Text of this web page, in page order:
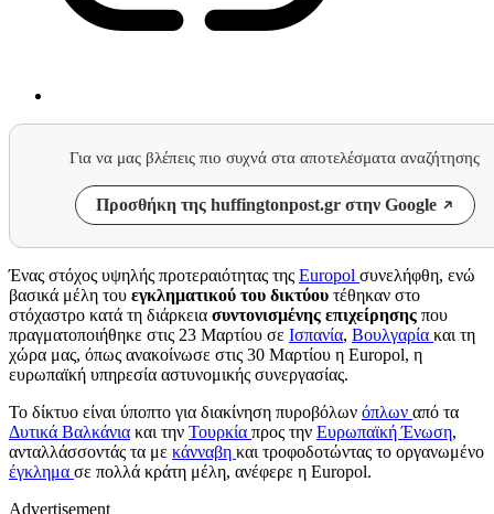
Για να μας βλέπεις πιο συχνά στα αποτελέσματα αναζήτησης
Προσθήκη της huffingtonpost.gr στην Google
Ένας στόχος υψηλής προτεραιότητας της Europol συνελήφθη, ενώ
βασικά μέλη του εγκληματικού του δικτύου τέθηκαν στο
στόχαστρο κατά τη διάρκεια συντονισμένης επιχείρησης που
πραγματοποιήθηκε στις 23 Μαρτίου σε Ισπανία, Βουλγαρία και τη
χώρα μας, όπως ανακοίνωσε στις 30 Μαρτίου η Europol, η
ευρωπαϊκή υπηρεσία αστυνομικής συνεργασίας.
Το δίκτυο είναι ύποπτο για διακίνηση πυροβόλων όπλων από τα
Δυτικά Βαλκάνια και την Τουρκία προς την Ευρωπαϊκή Ένωση,
ανταλλάσσοντάς τα με κάνναβη και τροφοδοτώντας το οργανωμένο
έγκλημα σε πολλά κράτη μέλη, ανέφερε η Europol.
Advertisement